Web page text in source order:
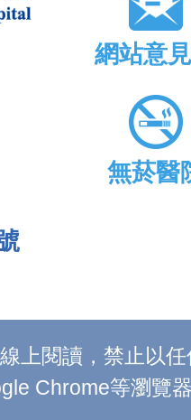
網站意
無菸醫
上閱讀，禁止以
Chrome等瀏覽器